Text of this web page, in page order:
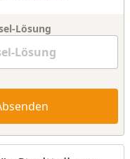
Lösung